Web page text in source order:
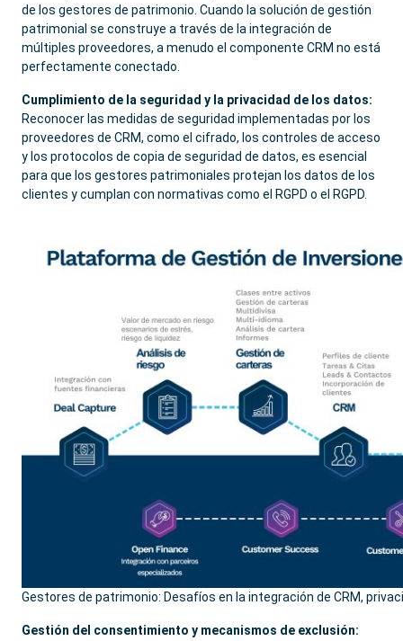
de los gestores de patrimonio. Cuando la solución de gestión
patrimonial se construye a través de la integración de
múltiples proveedores, a menudo el componente CRM no está
perfectamente conectado.
Cumplimiento de la seguridad y la privacidad de los datos:
Reconocer las medidas de seguridad implementadas por los
proveedores de CRM, como el cifrado, los controles de acceso
y los protocolos de copia de seguridad de datos, es esencial
para que los gestores patrimoniales protejan los datos de los
clientes y cumplan con normativas como el RGPD o el RGPD.
Gestores de patrimonio: Desafíos en la integración de CRM,
Gestión del consentimiento y mecanismos de exclusión: